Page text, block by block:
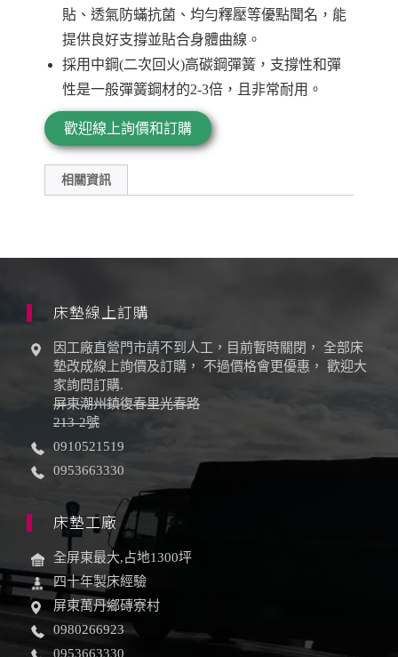
貼、透氣防蟎抗菌、均勻釋壓等優點聞名，能
提供良好支撐並貼合身體曲線。
採用中鋼(二次回火)高碳鋼彈簧，支撐性和彈
性是一般彈簧鋼材的2-3倍，且非常耐用。
歡迎線上詢價和訂購
相關資訊
床墊線上訂購
因工廠直營門市請不到人工，目前暫時關閉， 全部床
墊改成線上詢價及訂購， 不過價格會更優惠， 歡迎大
家詢問訂購.
屏東潮州鎮復春里光春路
213-2號
0910521519
0953663330
床墊工廠
全屏東最大,占地1300坪
四十年製床經驗
屏東萬丹鄉磚寮村
0980266923
0953663330